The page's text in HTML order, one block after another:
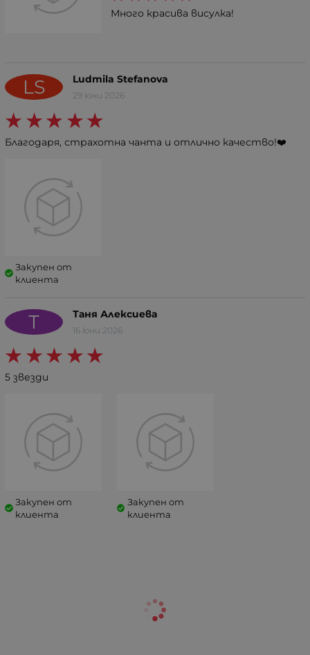
Много красива висулка!
LS Ludmila Stefanova
29 юни 2026
Благодаря, страхотна чанта и отлично качество!❤️
Закупен от
клиента
Т Таня Алексиева
16 юни 2026
5 звезди
Закупен от
клиента
Закупен от
клиента